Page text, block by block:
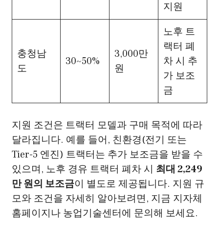
지원
충청남
도
30~50%
3,000만
원
노후 트
랙터 폐
차 시 추
가 보조
금
지원 조건은 트랙터 모델과 구매 목적에 따라
달라집니다. 예를 들어, 친환경(전기 또는
Tier-5 엔진) 트랙터는 추가 보조금을 받을 수
있으며, 노후 경유 트랙터 폐차 시 최대 2,249
만 원의 보조금이 별도로 제공됩니다. 지원 규
모와 조건을 자세히 알아보려면, 지금 지자체
홈페이지나 농업기술센터에 문의해 보세요.